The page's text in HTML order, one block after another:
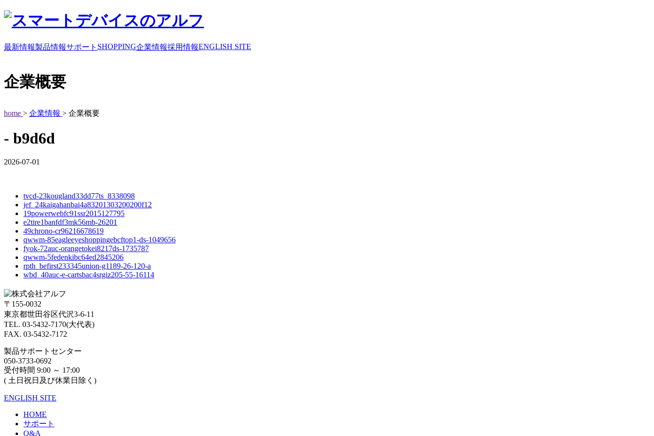
最新情報製品情報サポート SHOPPING企業情報採用情報ENGLISH SITE
企業概要
home > 企業情報 > 企業概要
- b9d6d
2026-07-01
tvcd-23kougland33dd77ts_8338098
jef_24kaigahanbai4a83201303200200f12
19powerwebfc91ssr2015127795
e2tire1banfdf3mk56mb-26201
49chrono-cr96216678619
qwwm-85eagleeyeshoppingebcftop1-ds-1049656
fyok-72auc-orangetokei8217ds-1735787
qwwm-5fedenkibc64ed2845206
rpth_befirst233345union-g1189-26-120-a
wbd_40auc-e-cartsbac4srgiz205-55-16114
〒155-0032
東京都世田谷区代沢3-6-11
TEL. 03-5432-7170(大代表)
FAX. 03-5432-7172
製品サポートセンター
050-3733-0692
受付時間 9:00 ～ 17:00
( 土日祝日及び休業日除く)
ENGLISH SITE
HOME
サポート
Q&A